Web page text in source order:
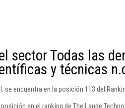
sector Todas las
y técnicas
se encuentra en la posición 113 del
en el ranking de The Laude